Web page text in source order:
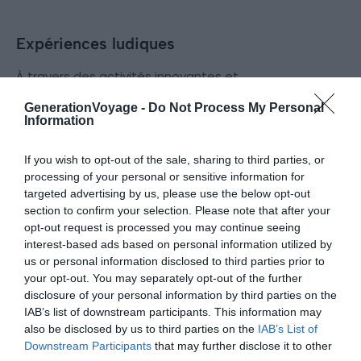
GenerationVoyage - Do Not Process My Personal
Information
If you wish to opt-out of the sale, sharing to third parties, or
processing of your personal or sensitive information for
targeted advertising by us, please use the below opt-out
section to confirm your selection. Please note that after your
opt-out request is processed you may continue seeing
interest-based ads based on personal information utilized by
us or personal information disclosed to third parties prior to
your opt-out. You may separately opt-out of the further
disclosure of your personal information by third parties on the
IAB’s list of downstream participants. This information may
also be disclosed by us to third parties on the IAB’s List of
Downstream Participants that may further disclose it to other
Expériences ludiques
À travers des activités innovantes et
les expériences ludiques proposées.
4 expériences pour tester la réalité
virtuelle à Toulouse
Le 26 novembre 2025
Par Julie Lecornec
Où faire
Par
Informations pratiques
Canal du Midi, entre croisières et